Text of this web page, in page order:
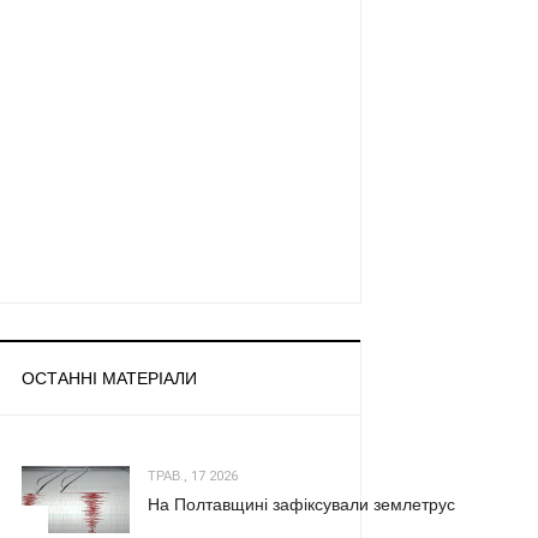
ОСТАННІ МАТЕРІАЛИ
ТРАВ., 17 2026
На Полтавщині зафіксували землетрус